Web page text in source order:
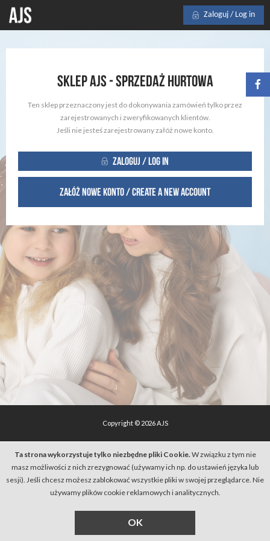
Zaloguj / Log in
Sklep AJS - Sprzedaż hurtowa
Ten sklep przeznaczony jest do dokonywania zamówień tylko przez
zarejestrowanych i zweryfikowanych klientów.
Jeśli nie jesteś zarejestrowany załóż nowe konto.
Zaloguj / Log in
Załóż nowe konto / Create a new account
Copyright © 2026 AJS
Ta strona wykorzystuje tylko niezbędne pliki Cookie. W związku z tym nie
masz możliwości z nich zrezygnować (używamy ich np. do ustawień języka lub
sesji). Jeśli chcesz możesz zablokować wszystkie pliki w swojej przeglądarce. Nie
używamy plików cookie reklamowych i analitycznych.
OK